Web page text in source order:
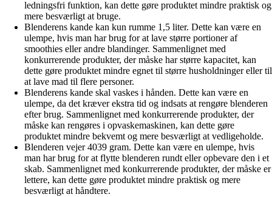
ledningsfri funktion, kan dette gøre produktet mindre praktisk og
mere besværligt at bruge.
Blenderens kande kan kun rumme 1,5 liter. Dette kan være en
ulempe, hvis man har brug for at lave større portioner af
smoothies eller andre blandinger. Sammenlignet med
konkurrerende produkter, der måske har større kapacitet, kan
dette gøre produktet mindre egnet til større husholdninger eller til
at lave mad til flere personer.
Blenderens kande skal vaskes i hånden. Dette kan være en
ulempe, da det kræver ekstra tid og indsats at rengøre blenderen
efter brug. Sammenlignet med konkurrerende produkter, der
måske kan rengøres i opvaskemaskinen, kan dette gøre
produktet mindre bekvemt og mere besværligt at vedligeholde.
Blenderen vejer 4039 gram. Dette kan være en ulempe, hvis
man har brug for at flytte blenderen rundt eller opbevare den i et
skab. Sammenlignet med konkurrerende produkter, der måske er
lettere, kan dette gøre produktet mindre praktisk og mere
besværligt at håndtere.